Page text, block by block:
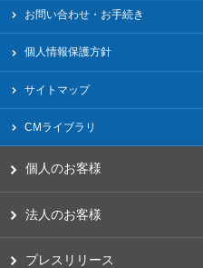
お問い合わせ・お手続き
個人情報保護方針
サイトマップ
CMライブラリ
個人のお客様
法人のお客様
プレスリリース